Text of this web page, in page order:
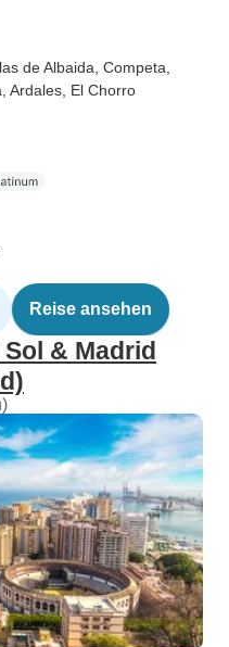
de Albaida , Competa
, Ardales , El Chorro
Reise ansehen
& Madrid